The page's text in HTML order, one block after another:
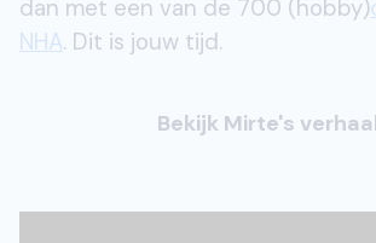
dan met een van de 700 (hobby)
NHA. Dit is jouw tijd.
Bekijk Mirte's